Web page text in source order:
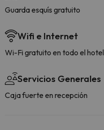
Guarda esquís gratuito
Wifi e Internet
Wi-Fi gratuito en todo el hotel
Servicios Generales
Caja fuerte en recepción